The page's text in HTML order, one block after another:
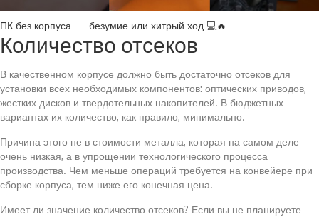
ПК без корпуса — безумие или хитрый ход 💻🔥
Количество отсеков
В качественном корпусе должно быть достаточно отсеков для
установки всех необходимых компонентов: оптических приводов,
жестких дисков и твердотельных накопителей. В бюджетных
вариантах их количество, как правило, минимально.
Причина этого не в стоимости металла, которая на самом деле
очень низкая, а в упрощении технологического процесса
производства. Чем меньше операций требуется на конвейере при
сборке корпуса, тем ниже его конечная цена.
Имеет ли значение количество отсеков? Если вы не планируете